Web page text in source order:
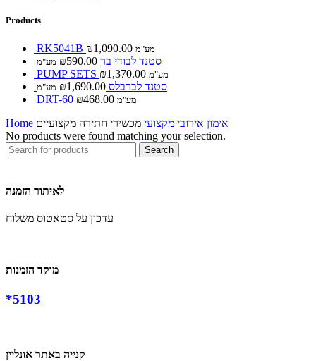
Products
RK5041B ₪1,090.00 מע"מ
סטנד לבודי בר ₪590.00 מע"מ
PUMP SETS ₪1,370.00 מע"מ
סטנד לברבלס ₪1,690.00 מע"מ
DRT-60 ₪468.00 מע"מ
Home אימון אירובי מקצועי מכשירי חתירה מקצועיים
No products were found matching your selection.
Search
לאיתור הזמנה
עדכון על סטאטוס משלוח
מוקד הזמנות
*5103
קנייה באתר אונליין